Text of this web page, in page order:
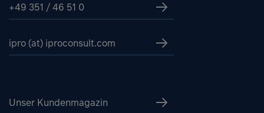
+49 351 / 46 51 0
ipro (at) iproconsult.com
Unser Kundenmagazin